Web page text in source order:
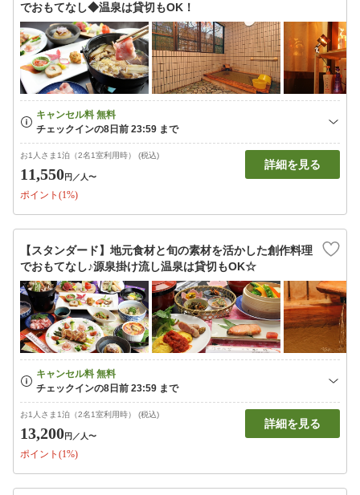
でおもてなし◆温泉は貸切もOK！
お1人さま1泊（2名1室利用時） (税込)
11,550円 ／人〜
ポイント(1%)
詳細を見る
【スタンダード】地元食材と旬の素材を活かした創作料理
でおもてなし♪源泉掛け流し温泉は貸切もOK☆
お1人さま1泊（2名1室利用時） (税込)
13,200円 ／人〜
ポイント(1%)
詳細を見る